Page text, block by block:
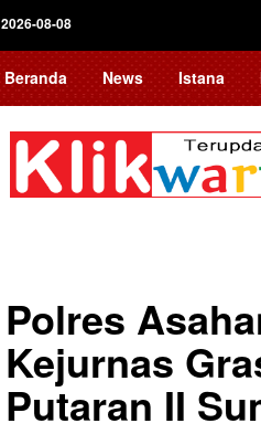
2026-08-08
Beranda News Istana
Polres
Kejurnas
Putaran II